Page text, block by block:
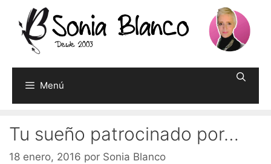
contenido
Menú
Tu sueño patrocinado por…
18 enero, 2016 por Sonia Blanco